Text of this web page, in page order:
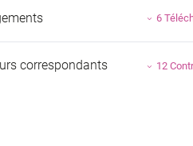
6
correspondants 12